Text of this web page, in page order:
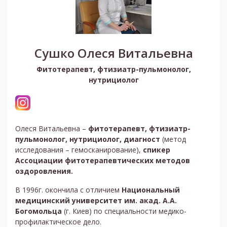
Сушко Олеся Витальевна
Фитотерапевт, фтизиатр-пульмонолог,
нутрициолог
Олеся Витальевна – фитотерапевт, фтизиатр-
пульмонолог, нутрициолог, диагност (метод
исследования – гемосканирование), спикер
Ассоциации фитотерапевтических методов
оздоровления.
В 1996г. окончила с отличием Национальный
медицинский университет им. акад. А.А.
Богомольца (г. Киев) по специальности медико-
профилактическое дело.